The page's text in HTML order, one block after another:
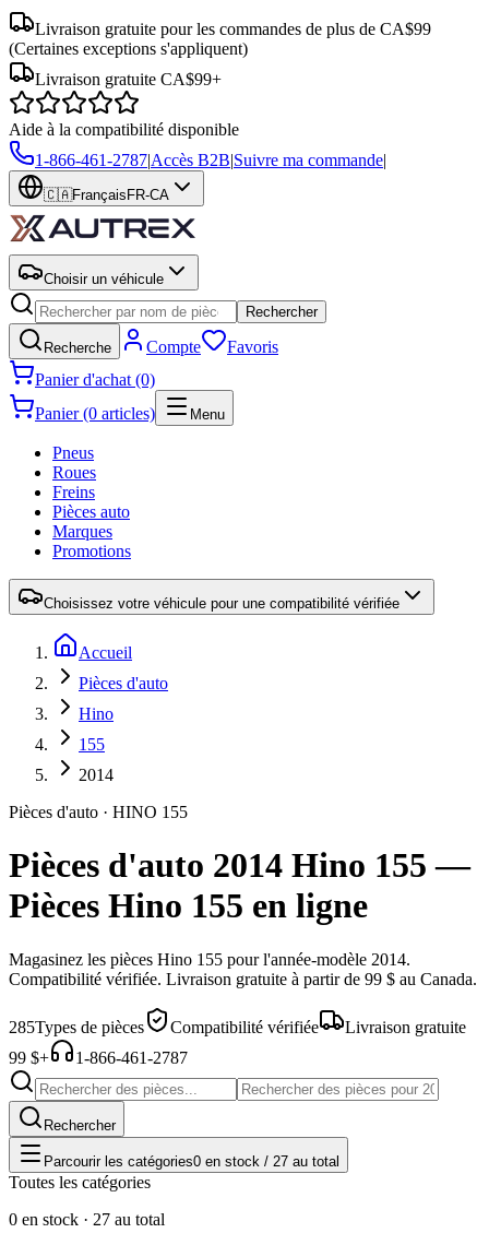
Livraison gratuite pour les commandes de plus de CA$99
(Certaines exceptions s'appliquent)
Livraison gratuite CA$99+
Aide à la compatibilité disponible
1-866-461-2787|Accès B2B|Suivre ma commande|
🇨🇦Français FR-CA
Choisir un véhicule
Rechercher
Recherche Compte
Favoris
Panier d'achat (0)
Panier (0 articles)
Menu
Pneus
Roues
Freins
Pièces auto
Marques
Promotions
Choisissez votre véhicule pour une compatibilité vérifiée
Accueil
Pièces d'auto
Hino
155
2014
Pièces d'auto · HINO 155
Pièces d'auto 2014 Hino 155 —
Pièces Hino 155 en ligne
Magasinez les pièces Hino 155 pour l'année-modèle 2014.
Compatibilité vérifiée. Livraison gratuite à partir de 99 $ au Canada.
285Types de pièces Compatibilité vérifiée
Livraison gratuite
99 $+
1-866-461-2787
Rechercher
Parcourir les catégories0 en stock / 27 au total
Toutes les catégories
0 en stock · 27 au total